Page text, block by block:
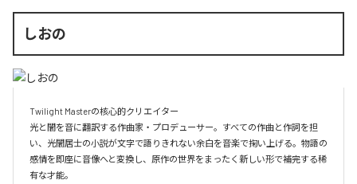
しおの
Twilight Masterの核心的クリエイター
光と闇を音に翻訳する作曲家・プロデューサー。すべての作曲と作詞を担
い、光闇居士の小説が文字で語りきれない余白を音楽で掬い上げる。物語の
感情を即座に音像へと変換し、原作の世界をまったく新しい形で補完する稀
有な才能。